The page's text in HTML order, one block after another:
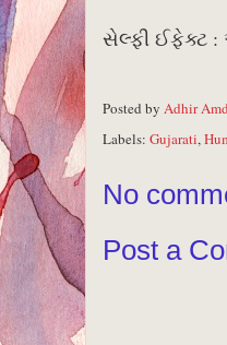
સેલ્ફી ઈફેક્ટ :
Posted by Adhir
Labels: Gujarati,
No
Post a